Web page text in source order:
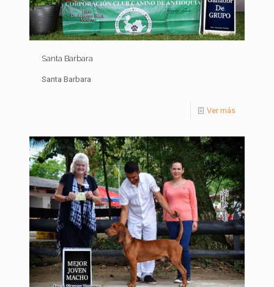
Santa Barbara
Santa Barbara
Ver más